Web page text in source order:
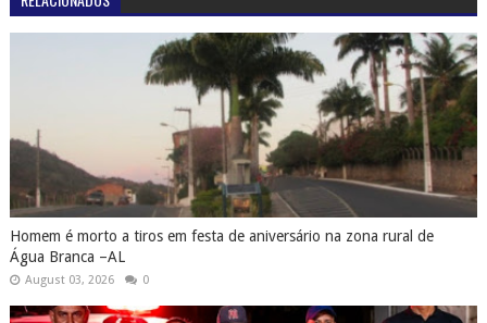
Homem é morto a tiros em festa de aniversário na zona rural de
Água Branca –AL
August 03, 2026 0